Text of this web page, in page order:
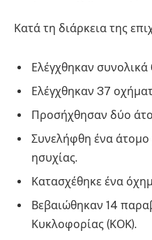
Κατά τη διάρκεια της
Ελέγχθηκαν
Ελέγχθηκαν 37
Προσήχθησαν δύο
Συνελήφθη ένα άτομο
ησυχίας.
Κατασχέθηκε ένα
Βεβαιώθηκαν 14
Κυκλοφορίας (ΚΟΚ).